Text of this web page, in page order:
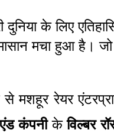
के लिए
मचा हुआ है।
मशहूर रेयर
एंड कंपनी के विल्बर